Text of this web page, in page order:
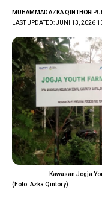
LAST UPDATED: JUNI 13, 2026
MUHAMMAD AZKA QINTHORI
Kawasan Jogja
(Foto: Azka Qintory)